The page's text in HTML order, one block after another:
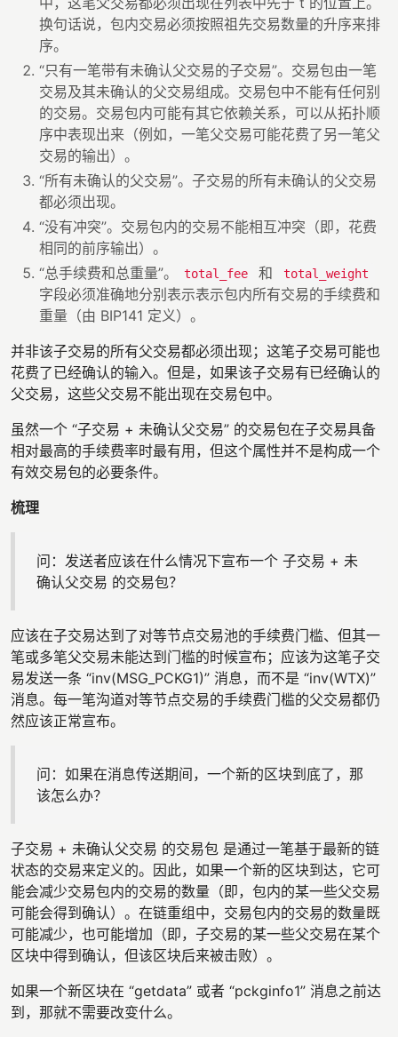
换句话说，包内交易必须按照祖先交易数量的升序来排
序。
“只有一笔带有未确认父交易的子交易”。交易包由一笔
交易及其未确认的父交易组成。交易包中不能有任何别
的交易。交易包内可能有其它依赖关系，可以从拓扑顺
序中表现出来（例如，一笔父交易可能花费了另一笔父
交易的输出）。
“所有未确认的父交易”。子交易的所有未确认的父交易
都必须出现。
“没有冲突”。交易包内的交易不能相互冲突（即，花费
相同的前序输出）。
“总手续费和总重量”。
total_fee 和 total_weight
字段必须准确地分别表示表示包内所有交易的手续费和
重量（由 BIP141 定义）。
并非该子交易的所有父交易都必须出现；这笔子交易可能也
花费了已经确认的输入。但是，如果该子交易有已经确认的
父交易，这些父交易不能出现在交易包中。
虽然一个 “子交易 + 未确认父交易” 的交易包在子交易具备
相对最高的手续费率时最有用，但这个属性并不是构成一个
有效交易包的必要条件。
梳理
问：发送者应该在什么情况下宣布一个 子交易 + 未
确认父交易 的交易包？
应该在子交易达到了对等节点交易池的手续费门槛、但其一
笔或多笔父交易未能达到门槛的时候宣布；应该为这笔子交
易发送一条 “inv(MSG_PCKG1)” 消息，而不是 “inv(WTX)”
消息。每一笔沟道对等节点交易的手续费门槛的父交易都仍
然应该正常宣布。
问：如果在消息传送期间，一个新的区块到底了，那
该怎么办？
子交易 + 未确认父交易 的交易包 是通过一笔基于最新的链
状态的交易来定义的。因此，如果一个新的区块到达，它可
能会减少交易包内的交易的数量（即，包内的某一些父交易
可能会得到确认）。在链重组中，交易包内的交易的数量既
可能减少，也可能增加（即，子交易的某一些父交易在某个
区块中得到确认，但该区块后来被击败）。
如果一个新区块在 “getdata” 或者 “pckginfo1” 消息之前达
到，那就不需要改变什么。